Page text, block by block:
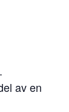
av en